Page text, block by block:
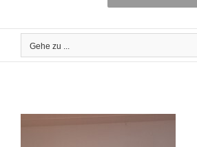
Gehe zu ...